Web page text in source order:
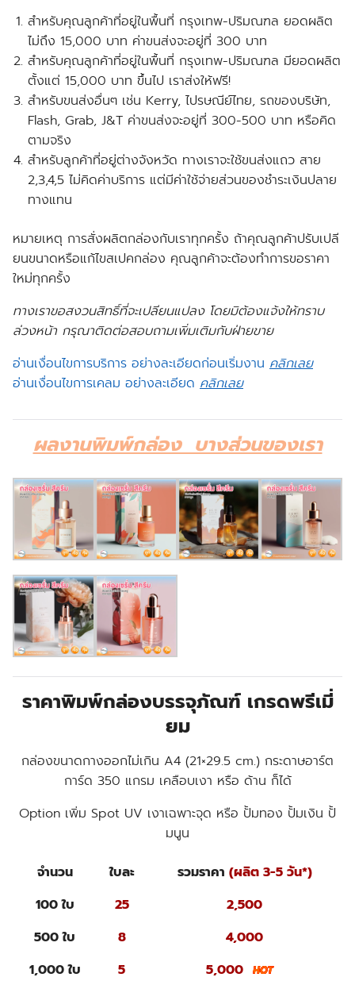
สำหรับคุณลูกค้าที่อยู่ในพื้นที่ กรุงเทพ-ปริมณฑลยอดผลิต
ไม่ถึง 15,000 บาท ค่าขนส่งจะอยู่ที่ 300 บาท
สำหรับคุณลูกค้าที่อยู่ในพื้นที่ กรุงเทพ-ปริมณฑล มียอดผลิต
ตั้งแต่ 15,000 บาท ขึ้นไป เราส่งให้ฟรี!
สำหรับขนส่งอื่นๆ เช่น Kerry, ไปรษณีย์ไทย, รถของบริษัท,
Flash, Grab, J&T ค่าขนส่งจะอยู่ที่ 300-500 บาท หรือคิด
ตามจริง
สำหรับลูกค้าที่อยู่ต่างจังหวัด ทางเราจะใช้ขนส่งแถว สาย
2,3,4,5 ไม่คิดค่าบริการ แต่มีค่าใช้จ่ายส่วนของชำระเงินปลาย
ทางแทน
หมายเหตุ การสั่งผลิตกล่องกับเราทุกครั้ง ถ้าคุณลูกค้าปรับเปลี
ยนขนาดหรือแก้ไขสเปคกล่อง คุณลูกค้าจะต้องทำการขอราคา
ใหม่ทุกครั้ง
ทางเราขอสงวนสิทธิ์ที่จะเปลียนแปลง โดยมิต้องแจ้งให้ทราบ
ล่วงหน้า กรุณาติดต่อสอบถามเพิ่มเติมกับฝ่ายขาย
อ่านเงื่อนไขการบริการ อย่างละเอียดก่อนเริ่มงาน คลิกเลย
อ่านเงื่อนไขการเคลม อย่างละเอียด คลิกเลย
ผลงานพิมพ์กล่อง บางส่วนของเรา
ราคาพิมพ์กล่องบรรจุภัณฑ์ เกรดพรีเมี่
ยม
กล่องขนาดกางออกไม่เกิน A4 (21×29.5 cm.) กระดาษอาร์ต
การ์ด 350 แกรม เคลือบเงา หรือ ด้าน ก็ได้
Option เพิ่ม Spot UV เงาเฉพาะจุด หรือ ปั้มทอง ปั้มเงิน ปั้
มนูน
จำนวน ใบละ รวมราคา (ผลิต 3-5 วัน*)
100 ใบ
25
2,500
500 ใบ
8
4,000
1,000 ใบ
5 5,000